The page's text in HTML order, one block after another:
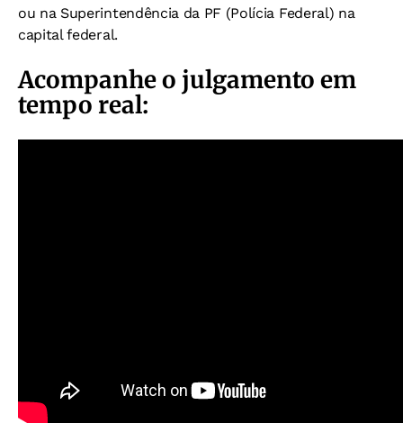
ou na Superintendência da PF (Polícia Federal) na
capital federal.
Acompanhe o julgamento em
tempo real: